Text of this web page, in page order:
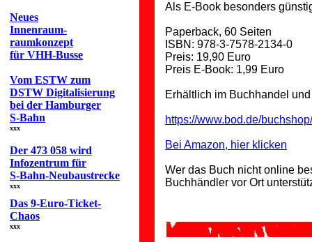
Neues
Innenraum-
raumkonzept
für VHH-Busse
Vom ESTW zum
DSTW Digitalisierung
bei der Hamburger
S-Bahn
xxx
Der 473 058 wird
Infozentrum für
S-Bahn-Neubaustrecke
xxx
Das 9-Euro-Ticket-
Chaos
xxx
Als E-Book besonders
Paperback, 60 Seiten
ISBN: 978-3-7578-2134-0
Preis: 19,90 Euro
Preis E-Book: 1,99 Euro
Erhältlich im Buchhandel
https://www.bod.de/
Bei Amazon, hier klicken
Wer das Buch nicht online
Buchhändler vor Ort